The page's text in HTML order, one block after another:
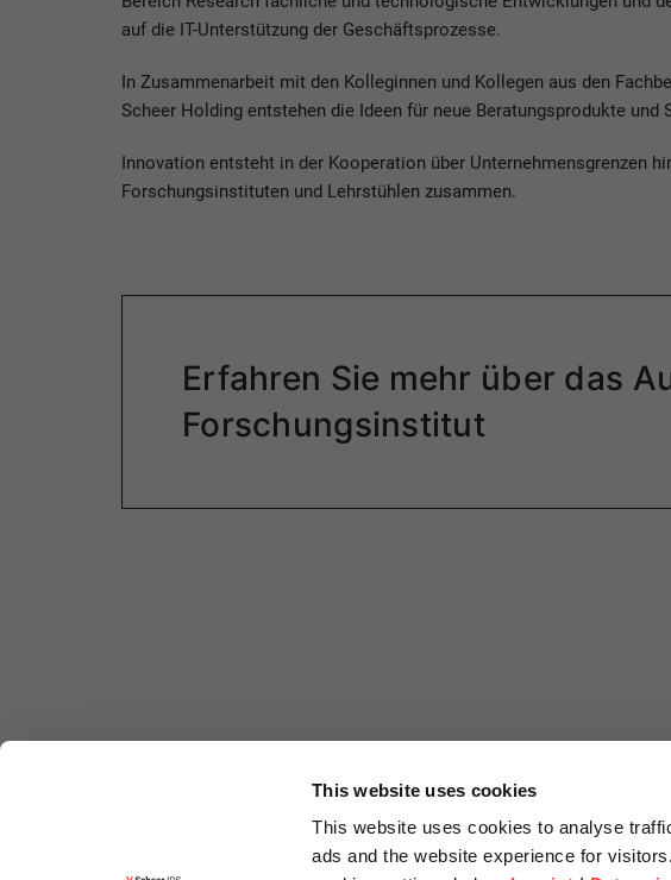
This website uses cookies
This website uses cookies to analyse
ads and the website experience for
auf die IT-Unterstützung der Geschäftsprozesse.
In Zusammenarbeit mit den Kolleginnen und Kollegen aus den
Scheer Holding entstehen die Ideen für neue Beratungsprodukte
Innovation entsteht in der Kooperation über Unternehmensgrenzen
Forschungsinstituten und Lehrstühlen zusammen.
Erfahren Sie mehr über das
Forschungsinstitut